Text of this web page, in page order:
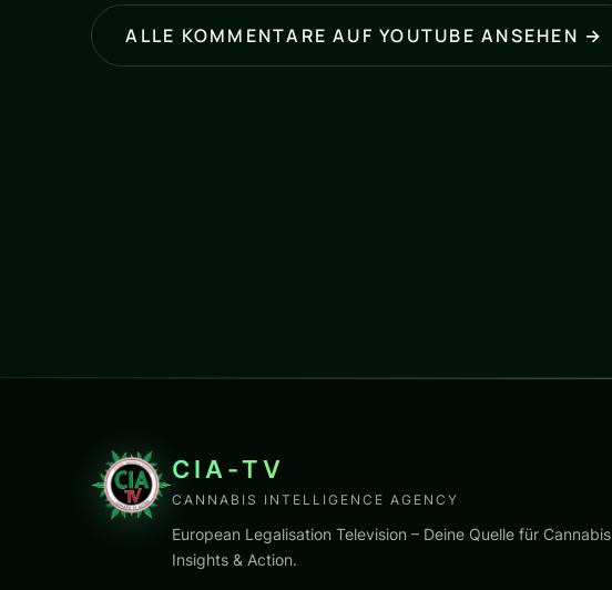
ALLE KOMMENTARE AUF YOUTUBE ANSEHEN →
CIA-TV
CANNABIS INTELLIGENCE AGENCY
European Legalisation Television – Deine Quelle für Cannabis
Insights & Action.